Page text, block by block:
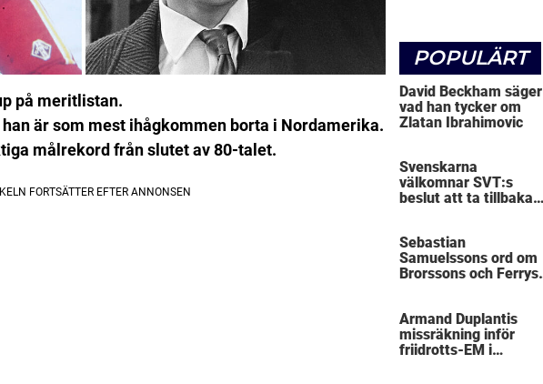
på meritlistan.
är som mest ihågkommen borta i Nordamerika.
målrekord från slutet av 80-talet.
POPULÄRT
David Beckham säger
vad han tycker om
Zlatan Ibrahimovic
Svenskarna
välkomnar SVT:s
beslut att ta tillbaka
Sebastian
Samuelssons ord om
Brorssons och Ferrys
Armand Duplantis
missräkning inför
friidrotts-EM i